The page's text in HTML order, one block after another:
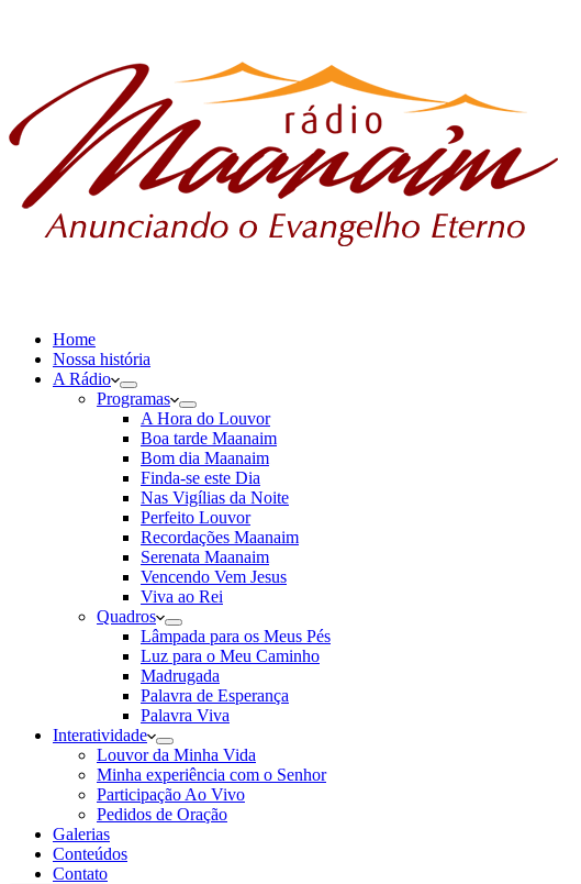
Home
Nossa história
A Rádio
Programas
A Hora do Louvor
Boa tarde Maanaim
Bom dia Maanaim
Finda-se este Dia
Nas Vigílias da Noite
Perfeito Louvor
Recordações Maanaim
Serenata Maanaim
Vencendo Vem Jesus
Viva ao Rei
Quadros
Lâmpada para os Meus Pés
Luz para o Meu Caminho
Madrugada
Palavra de Esperança
Palavra Viva
Interatividade
Louvor da Minha Vida
Minha experiência com o Senhor
Participação Ao Vivo
Pedidos de Oração
Galerias
Conteúdos
Contato